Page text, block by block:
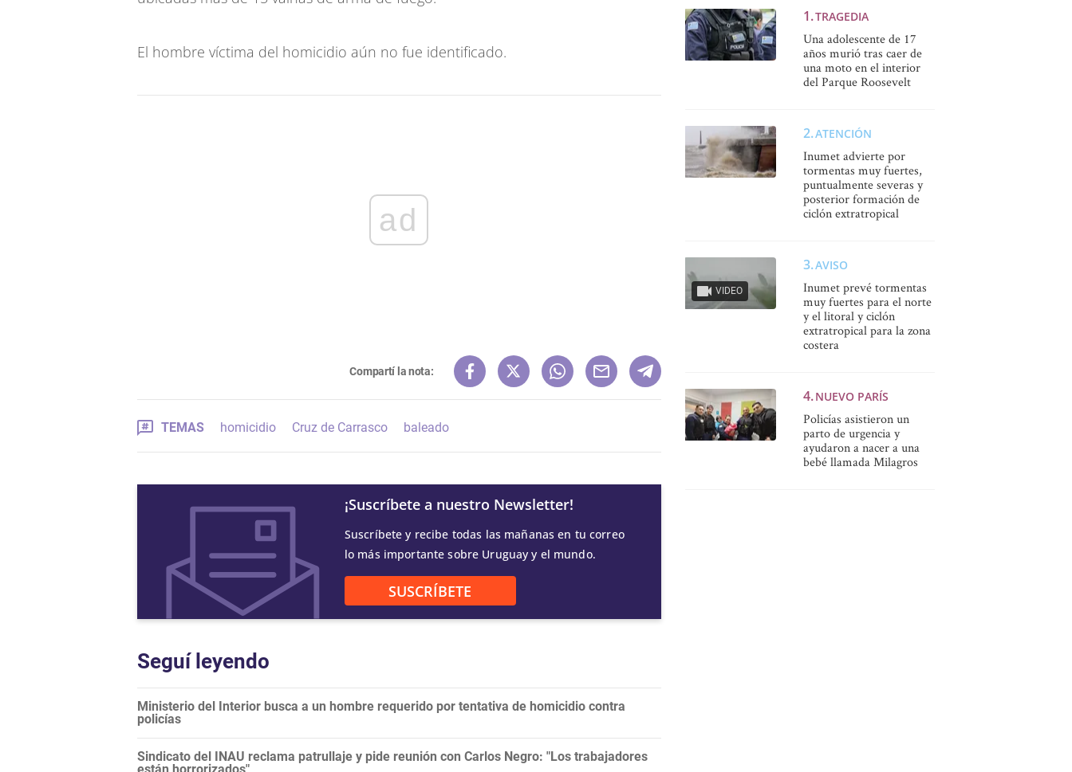
El hombre víctima del homicidio aún no fue identificado.
ad
Compartí la nota:
TEMAS homicidio Cruz de Carrasco baleado
¡Suscríbete a nuestro Newsletter!
Suscríbete y recibe todas las mañanas en tu correo
lo más importante sobre Uruguay y el mundo.
SUSCRÍBETE
Seguí leyendo
Ministerio del Interior busca a un hombre requerido por tentativa de homicidio contra
policías
Sindicato del INAU reclama patrullaje y pide reunión con Carlos Negro: "Los trabajadores
TRAGEDIA
Una adolescente de 17
años murió tras caer de
una moto en el interior
del Parque Roosevelt
ATENCIÓN
Inumet advierte por
tormentas muy fuertes,
puntualmente severas y
posterior formación de
ciclón extratropical
VIDEO
AVISO
Inumet prevé tormentas
muy fuertes para el norte
y el litoral y ciclón
extratropical para la zona
costera
NUEVO PARÍS
Policías asistieron un
parto de urgencia y
ayudaron a nacer a una
bebé llamada Milagros